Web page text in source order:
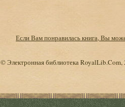
Если Вам понравилась книга, Вы
© Электронная библиотека